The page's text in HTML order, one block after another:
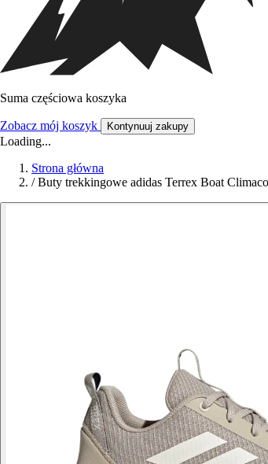
Suma częściowa koszyka
Zobacz mój koszyk Kontynuuj zakupy
Loading...
Strona główna
/ Buty trekkingowe adidas Terrex Boat